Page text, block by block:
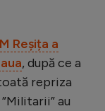
Reșița a
, după ce a
repriza
au